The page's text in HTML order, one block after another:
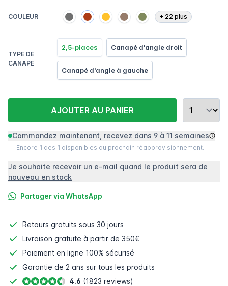
COULEUR + 22 plus
TYPE DE
CANAPE
2,5-places Canapé d'angle droit
Canapé d'angle à gauche
AJOUTER AU PANIER
Commandez maintenant, recevez dans 9 à 11 semaines
Encore 1 des 1 disponibles du prochain réapprovisionnement.
Je souhaite recevoir un e-mail quand le produit sera de
nouveau en stock
Partager via WhatsApp
Retours gratuits sous 30 jours
Livraison gratuite à partir de 350€
Paiement en ligne 100% sécurisé
Garantie de 2 ans sur tous les produits
4.6 (1823 reviews)